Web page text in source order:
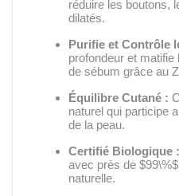
réduire les boutons,
dilatés.
Purifie et Contrôle
profondeur et
de sébum grâce au
Équilibre Cutané :
naturel qui participe
de la peau.
Certifié Biologique :
avec près de $99\%$
naturelle.